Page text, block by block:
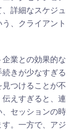
詳細なスケジュ
、クライアント
業との効果的な
きが少なすぎる
つけることが不
えすぎると、連
セッションの時
。一方で、アジ